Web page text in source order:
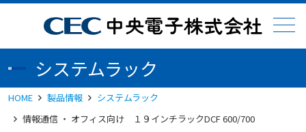
メニュー
システムラック
HOME 製品情報
システムラック
情報通信 ・ オフィス向け １９インチラックDCF 600/700